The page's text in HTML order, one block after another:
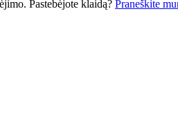
Pastebėjote klaidą? Praneškite